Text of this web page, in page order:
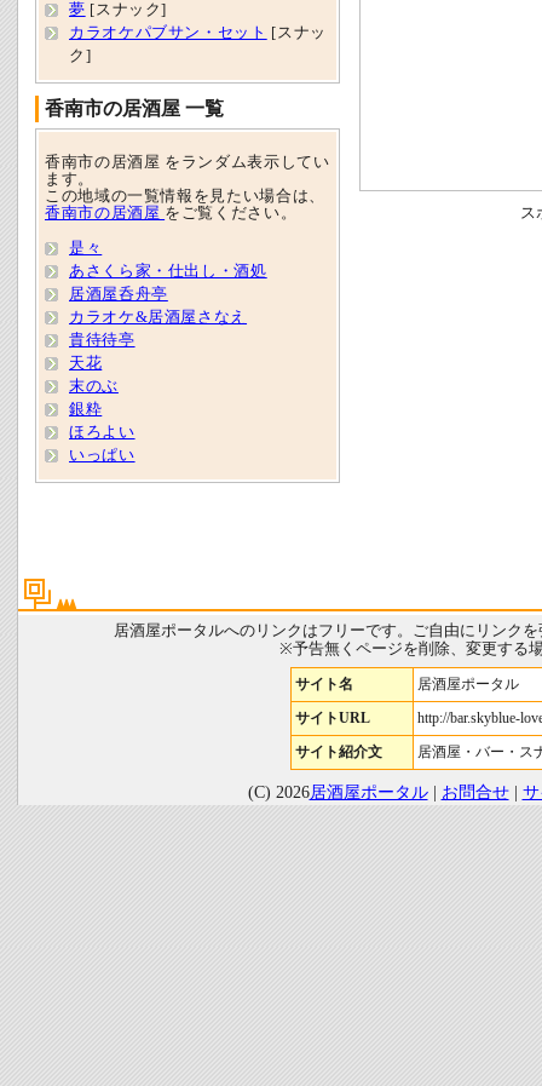
ス
夢 [スナック]
カラオケパブサン・セット
[スナッ
ク]
香南市の居酒屋 一覧
香南市の居酒屋 をランダム表示してい
ます。
この地域の一覧情報を見たい場合は、
香南市の居酒屋 をご覧ください。
是々
あさくら家・仕出し・酒処
居酒屋呑舟亭
カラオケ&居酒屋さなえ
貴待待亭
天花
末のぶ
銀粋
ほろよい
いっぱい
居酒屋ポータルへのリンクはフリーです。ご自由にリンク
※予告無くページを削除、変更する
サイト名 居酒屋ポータル
サイトURL http://bar.skyblue-
サイト紹介文 居酒屋・バー・ス
(C) 2026居酒屋ポータル| お問合せ|